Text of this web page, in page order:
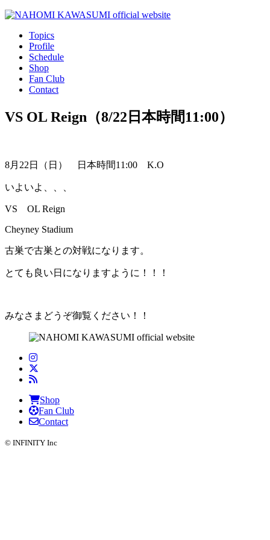
Topics
Profile
Schedule
Shop
Fan Club
Contact
VS OL Reign（8/22日本時間11:00）
8月22日（日） 日本時間11:00 K.O
いよいよ、、、
VS OL Reign
Cheyney Stadium
古巣で古巣との対戦になります。
とても良い日になりますように！！！
みなさまどうぞ御覧ください！！
Shop
Fan Club
Contact
© INFINITY Inc